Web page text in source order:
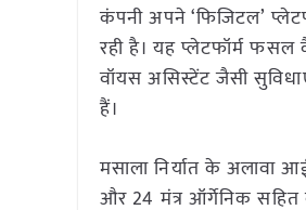
कंपनी अपने ‘फिजिटल’
रही है। यह प्लेटफॉर्म
वॉयस असिस्टेंट जैसी
हैं।
मसाला निर्यात के अलावा
और 24 मंत्र ऑर्गेनिक